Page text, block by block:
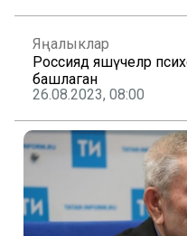
Яңалыклар
Россиядә яшәүчеләр
башлаган
26.08.2023, 08:00